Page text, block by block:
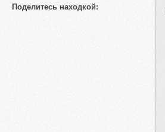
Поделитесь находкой: